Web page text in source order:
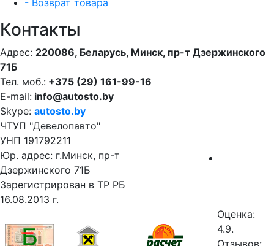
- Возврат товара
Контакты
Адрес: 220086, Беларусь, Минск, пр-т Дзержинского
71Б
Тел. моб.: +375 (29) 161-99-16
E-mail: info@autosto.by
Skype: autosto.by
ЧТУП "Девелопавто"
УНП 191792211
Юр. адрес: г.Минск, пр-т
Дзержинского 71Б
Зарегистрирован в ТР РБ
16.08.2013 г.
Оценка:
4.9.
Отзывов: